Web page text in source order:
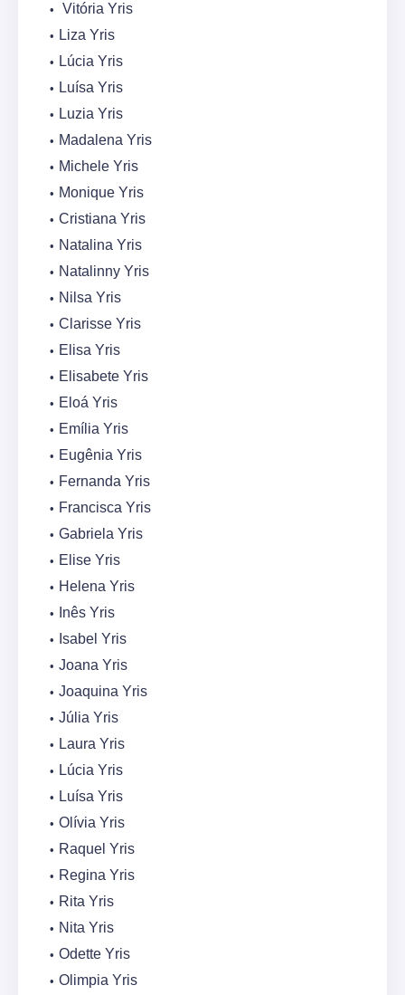
Vitória Yris
Liza Yris
Lúcia Yris
Luísa Yris
Luzia Yris
Madalena Yris
Michele Yris
Monique Yris
Cristiana Yris
Natalina Yris
Natalinny Yris
Nilsa Yris
Clarisse Yris
Elisa Yris
Elisabete Yris
Eloá Yris
Emília Yris
Eugênia Yris
Fernanda Yris
Francisca Yris
Gabriela Yris
Elise Yris
Helena Yris
Inês Yris
Isabel Yris
Joana Yris
Joaquina Yris
Júlia Yris
Laura Yris
Lúcia Yris
Luísa Yris
Olívia Yris
Raquel Yris
Regina Yris
Rita Yris
Nita Yris
Odette Yris
Olimpia Yris